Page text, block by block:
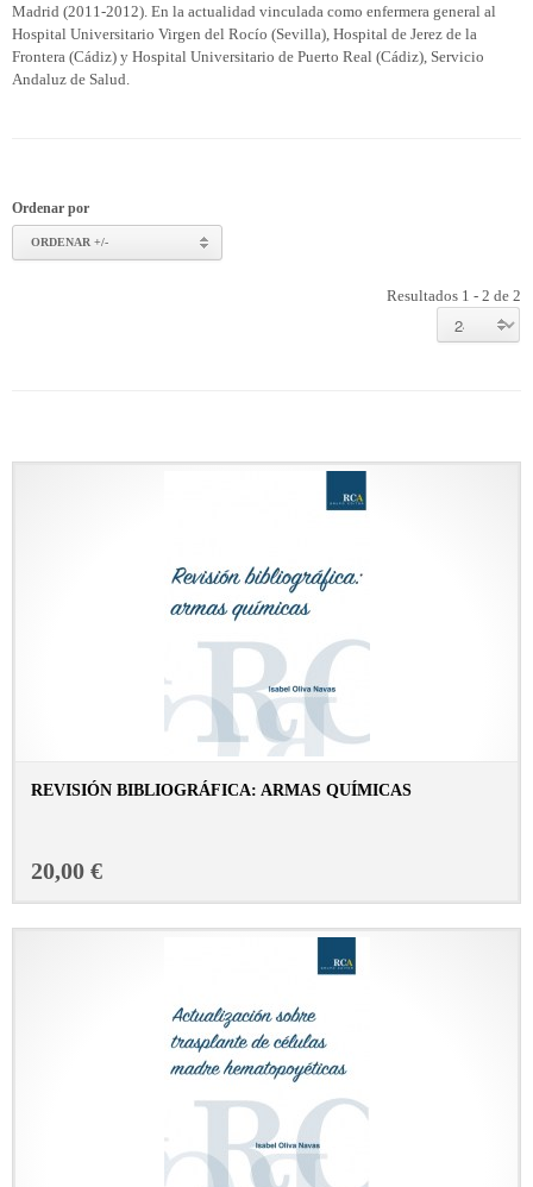
Madrid (2011-2012). En la actualidad vinculada como enfermera general al
Hospital Universitario Virgen del Rocío (Sevilla), Hospital de Jerez de la
Frontera (Cádiz) y Hospital Universitario de Puerto Real (Cádiz), Servicio
Andaluz de Salud.
Ordenar por
ORDENAR +/-
Resultados 1 - 2 de 2
REVISIÓN BIBLIOGRÁFICA: ARMAS QUÍMICAS
20,00 €